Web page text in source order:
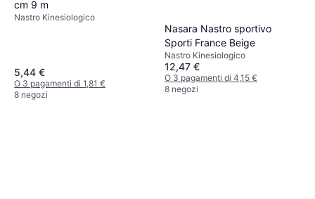
cm 9 m
Nastro Kinesiologico
5,44 €
O 3 pagamenti di 1,81 €
8 negozi
Nasara Nastro sportivo
Sporti France Beige
Nastro Kinesiologico
12,47 €
O 3 pagamenti di 4,15 €
8 negozi